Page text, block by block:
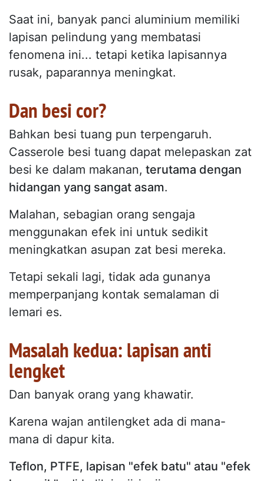
Saat ini, banyak panci aluminium memiliki
lapisan pelindung yang membatasi
fenomena ini... tetapi ketika lapisannya
rusak, paparannya meningkat.
Dan besi cor?
Bahkan besi tuang pun terpengaruh.
Casserole besi tuang dapat melepaskan zat
besi ke dalam makanan, terutama dengan
hidangan yang sangat asam.
Malahan, sebagian orang sengaja
menggunakan efek ini untuk sedikit
meningkatkan asupan zat besi mereka.
Tetapi sekali lagi, tidak ada gunanya
memperpanjang kontak semalaman di
lemari es.
Masalah kedua: lapisan anti
lengket
Dan banyak orang yang khawatir.
Karena wajan antilengket ada di mana-
mana di dapur kita.
Teflon, PTFE, lapisan "efek batu" atau "efek